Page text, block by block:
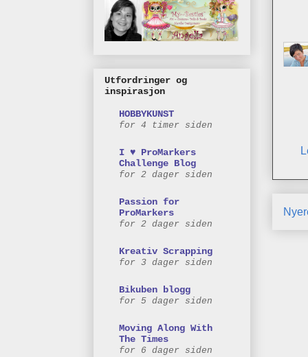
Utfordringer og
inspirasjon
HOBBYKUNST
for 4 timer siden
I ♥ ProMarkers
Challenge Blog
for 2 dager siden
Passion for
ProMarkers
for 2 dager siden
Kreativ Scrapping
for 3 dager siden
Bikuben blogg
for 5 dager siden
Moving Along With
The Times
for 6 dager siden